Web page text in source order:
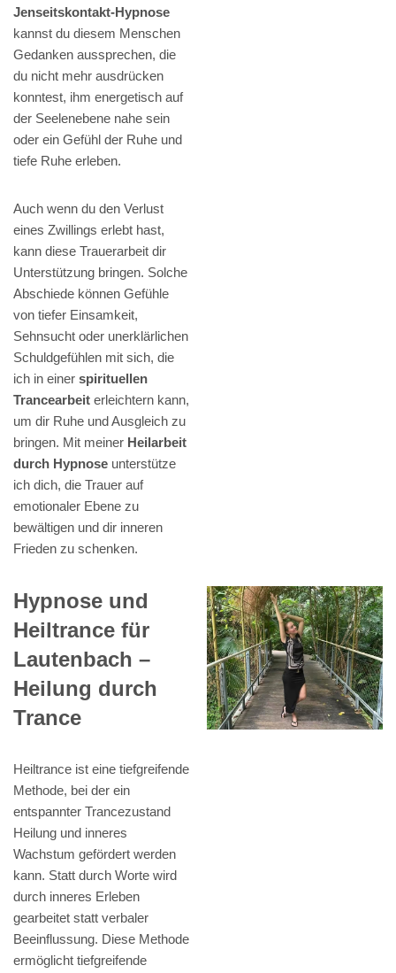
Jenseitskontakt-Hypnose
kannst du diesem Menschen
Gedanken aussprechen, die
du nicht mehr ausdrücken
konntest, ihm energetisch auf
der Seelenebene nahe sein
oder ein Gefühl der Ruhe und
tiefe Ruhe erleben.
Auch wenn du den Verlust
eines Zwillings erlebt hast,
kann diese Trauerarbeit dir
Unterstützung bringen. Solche
Abschiede können Gefühle
von tiefer Einsamkeit,
Sehnsucht oder unerklärlichen
Schuldgefühlen mit sich, die
ich in einer spirituellen
Trancearbeit erleichtern kann,
um dir Ruhe und Ausgleich zu
bringen. Mit meiner Heilarbeit
durch Hypnose unterstütze
ich dich, die Trauer auf
emotionaler Ebene zu
bewältigen und dir inneren
Frieden zu schenken.
Hypnose und
Heiltrance für
Lautenbach –
Heilung durch
Trance
Heiltrance ist eine tiefgreifende
Methode, bei der ein
entspannter Trancezustand
Heilung und inneres
Wachstum gefördert werden
kann. Statt durch Worte wird
durch inneres Erleben
gearbeitet statt verbaler
Beeinflussung. Diese Methode
ermöglicht tiefgreifende